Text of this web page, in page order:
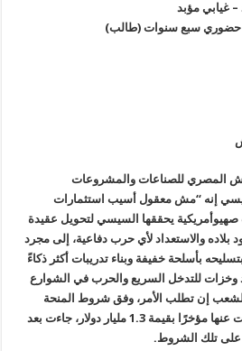
غيابي مؤبد
حضوري سبع سنوات (طالب)
المصري للصناعات والمشروعات
إنه “مش معقول أسيب استثمارات
يحققها السيسي لتحويل عقيدة
والاستعداد لأي حرب دفاعية، إلى مجرد
بأسلحة خفيفة وبناء تدريبات أكثر ذكاءً
وخزات للتدخل السريع والحرب في الشوارع
إن تطلب الأمر، وفق شروط المنحة
العسكرية الأمريكية التي أفرجت عنها مؤخرًا بقيمة 1.3 مليار دولار، جاءت بعد
تلك الشروط.